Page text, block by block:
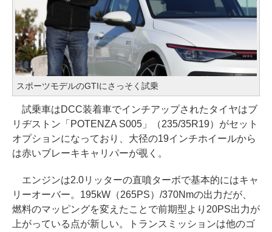
スポーツモデルのGTIにさっそく試乗
試乗車はDCC装着車でインチアップされたタイヤはブ
リヂストン「POTENZA S005」（235/35R19）がセット
オプションになっており、大径の19インチホイールから
は赤いブレーキキャリパーが覗く。
エンジンは2.0リッターの直噴ターボで基本的にはキャ
リーオーバー。195kW（265PS）/370Nmの出力だが、
燃料のマッピングを変えたことで前期型より20PS出力が
上がっている点が新しい。トランスミッションは他のゴ